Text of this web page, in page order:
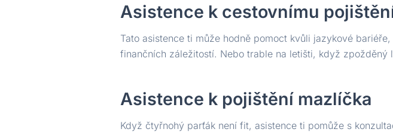
Asistence k cestovnímu
Tato asistence ti může hodně pomoct kvůli jazykové
finančních záležitostí. Nebo trable na letišti, když zpožděný
Asistence k pojištění mazlíčka
Když čtyřnohý parťák není fit, asistence ti pomůže s